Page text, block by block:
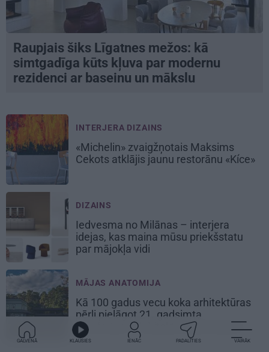
Raupjais šiks Līgatnes mežos: kā
simtgadīga kūts kļuva par modernu
rezidenci ar baseinu un mākslu
INTERJERA DIZAINS
«Michelin» zvaigžņotais Maksims
Cekots atklājis jaunu restorānu «Kíce»
DIZAINS
Iedvesma no Milānas – interjera
idejas, kas maina mūsu priekšstatu
par mājokļa vidi
MĀJAS ANATOMIJA
Kā 100 gadus vecu koka arhitektūras
pērli pielāgot 21. gadsimta
komfortam? Arhitekta Gata Gavara
pieredze
GALVENĀ KLAUSIES IENĀC PADALĪTIES VAIRĀK